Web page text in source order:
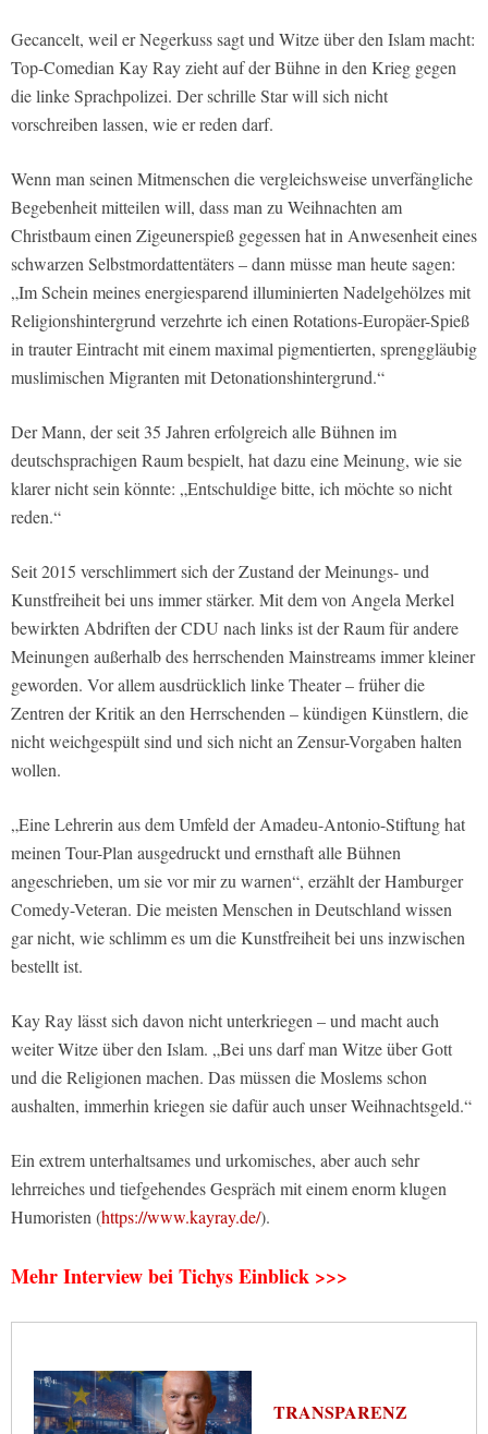
Gecancelt, weil er Negerkuss sagt und Witze über den Islam macht:
Top-Comedian Kay Ray zieht auf der Bühne in den Krieg gegen
die linke Sprachpolizei. Der schrille Star will sich nicht
vorschreiben lassen, wie er reden darf.
Wenn man seinen Mitmenschen die vergleichsweise unverfängliche
Begebenheit mitteilen will, dass man zu Weihnachten am
Christbaum einen Zigeunerspieß gegessen hat in Anwesenheit eines
schwarzen Selbstmordattentäters – dann müsse man heute sagen:
„Im Schein meines energiesparend illuminierten Nadelgehölzes mit
Religionshintergrund verzehrte ich einen Rotations-Europäer-Spieß
in trauter Eintracht mit einem maximal pigmentierten, sprenggläubig
muslimischen Migranten mit Detonationshintergrund.“
Der Mann, der seit 35 Jahren erfolgreich alle Bühnen im
deutschsprachigen Raum bespielt, hat dazu eine Meinung, wie sie
klarer nicht sein könnte: „Entschuldige bitte, ich möchte so nicht
reden.“
Seit 2015 verschlimmert sich der Zustand der Meinungs- und
Kunstfreiheit bei uns immer stärker. Mit dem von Angela Merkel
bewirkten Abdriften der CDU nach links ist der Raum für andere
Meinungen außerhalb des herrschenden Mainstreams immer kleiner
geworden. Vor allem ausdrücklich linke Theater – früher die
Zentren der Kritik an den Herrschenden – kündigen Künstlern, die
nicht weichgespült sind und sich nicht an Zensur-Vorgaben halten
wollen.
„Eine Lehrerin aus dem Umfeld der Amadeu-Antonio-Stiftung hat
meinen Tour-Plan ausgedruckt und ernsthaft alle Bühnen
angeschrieben, um sie vor mir zu warnen“, erzählt der Hamburger
Comedy-Veteran. Die meisten Menschen in Deutschland wissen
gar nicht, wie schlimm es um die Kunstfreiheit bei uns inzwischen
bestellt ist.
Kay Ray lässt sich davon nicht unterkriegen – und macht auch
weiter Witze über den Islam. „Bei uns darf man Witze über Gott
und die Religionen machen. Das müssen die Moslems schon
aushalten, immerhin kriegen sie dafür auch unser Weihnachtsgeld.“
Ein extrem unterhaltsames und urkomisches, aber auch sehr
lehrreiches und tiefgehendes Gespräch mit einem enorm klugen
Humoristen (https://www.kayray.de/).
Mehr Interview bei Tichys Einblick >>>
TRANSPARENZ